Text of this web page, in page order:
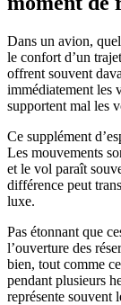
Dans un avion,
le confort d’un
offrent souvent
immédiatement les
supportent mal les
Ce supplément
Les mouvements
et le vol paraît
différence peut
luxe.
Pas étonnant que
l’ouverture des
bien, tout comme
pendant plusieurs
représente souvent